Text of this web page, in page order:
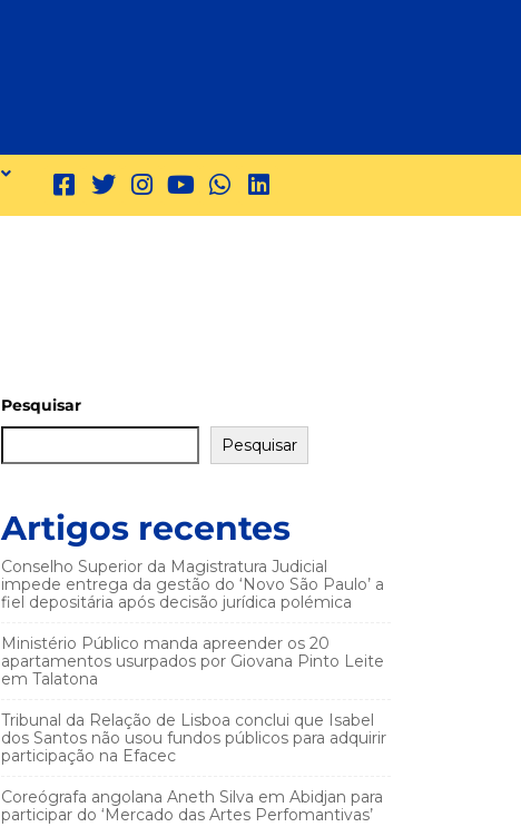
Pesquisar
Pesquisar
Artigos recentes
Conselho Superior da Magistratura Judicial
impede entrega da gestão do ‘Novo São Paulo’ a
fiel depositária após decisão jurídica polémica
Ministério Público manda apreender os 20
apartamentos usurpados por Giovana Pinto Leite
em Talatona
Tribunal da Relação de Lisboa conclui que Isabel
dos Santos não usou fundos públicos para adquirir
participação na Efacec
Coreógrafa angolana Aneth Silva em Abidjan para
participar do ‘Mercado das Artes Perfomantivas’